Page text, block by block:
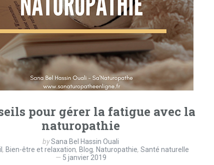
pour gérer la fatigue avec la
naturopathie
bySana Bel Hassin Ouali
, Bien-être et relaxation, Blog, Naturopathie, Santé naturelle
5 janvier 2019